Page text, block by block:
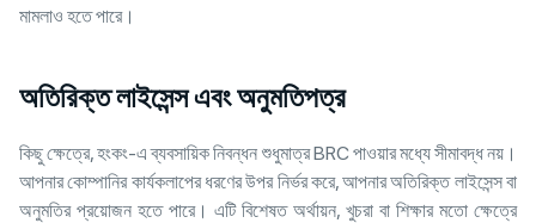
মামলাও হতে পারে।
অতিরিক্ত লাইসেন্স এবং অনুমতিপত্র
কিছু ক্ষেত্রে, হংকং-এ ব্যবসায়িক নিবন্ধন শুধুমাত্র BRC পাওয়ার মধ্যে সীমাবদ্ধ নয়।
আপনার কোম্পানির কার্যকলাপের ধরণের উপর নির্ভর করে, আপনার অতিরিক্ত লাইসেন্স বা
অনুমতির প্রয়োজন হতে পারে। এটি বিশেষত অর্থায়ন, খুচরা বা শিক্ষার মতো ক্ষেত্রে